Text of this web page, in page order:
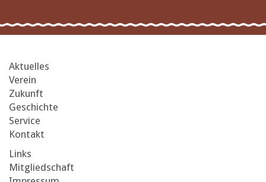
Aktuelles
Verein
Zukunft
Geschichte
Service
Kontakt
Links
Mitgliedschaft